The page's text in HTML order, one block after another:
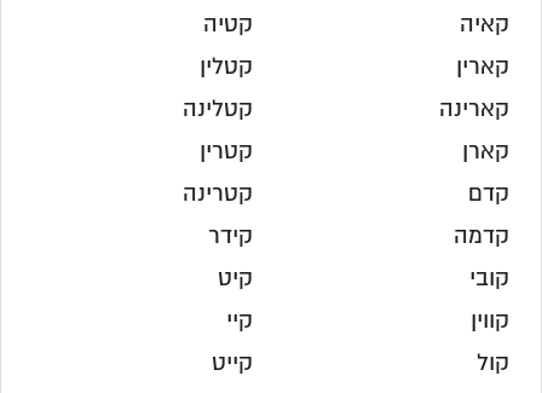
קאיה
קארין
קארינה
קארן
קדם
קדמה
קובי
קווין
קול
קטיה
קטלין
קטלינה
קטרין
קטרינה
קידר
קיט
קיי
קייט